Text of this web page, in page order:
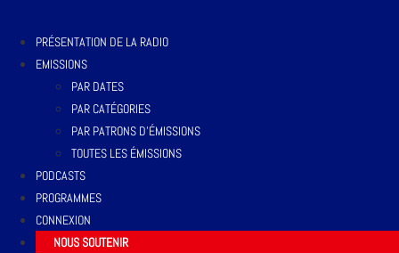
PRÉSENTATION DE LA RADIO
EMISSIONS
PAR DATES
PAR CATÉGORIES
PAR PATRONS D’ÉMISSIONS
TOUTES LES ÉMISSIONS
PODCASTS
PROGRAMMES
CONNEXION
NOUS SOUTENIR